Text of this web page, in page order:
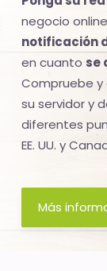
de
los
servicios
de
Internet
-
tiempo
(activo)
es
negocio
notificación
en cuanto se
Compruebe
su servidor y
diferentes
EE. UU. y
Más